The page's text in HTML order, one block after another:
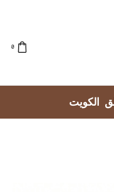
0
الكويت